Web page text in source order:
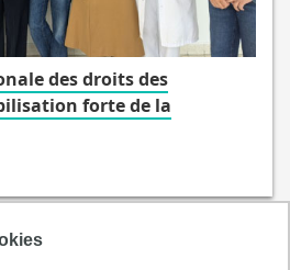
des droits des
forte de la